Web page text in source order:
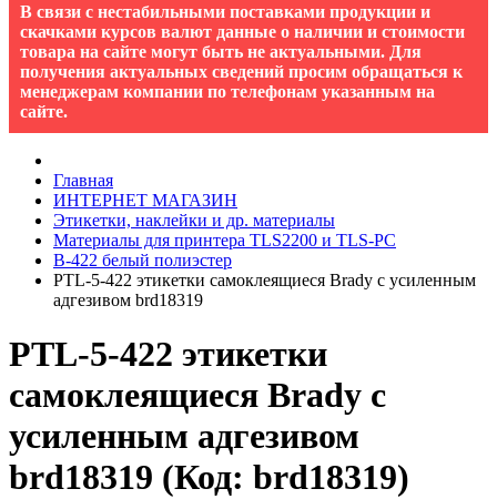
В связи с нестабильными поставками продукции и
скачками курсов валют данные о наличии и стоимости
товара на сайте могут быть не актуальными. Для
получения актуальных сведений просим обращаться к
менеджерам компании по телефонам указанным на
сайте.
Главная
ИНТЕРНЕТ МАГАЗИН
Этикетки, наклейки и др. материалы
Материалы для принтера TLS2200 и TLS-PC
B-422 белый полиэстер
PTL-5-422 этикетки самоклеящиеся Brady с усиленным
адгезивом brd18319
PTL-5-422 этикетки
самоклеящиеся Brady с
усиленным адгезивом
brd18319 (Код: brd18319)